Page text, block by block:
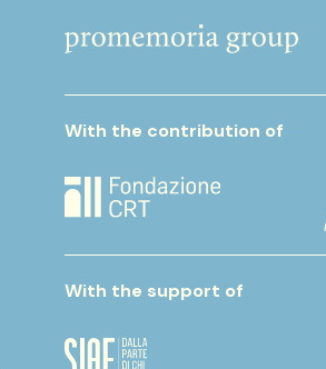
With the contribution of
With the support of